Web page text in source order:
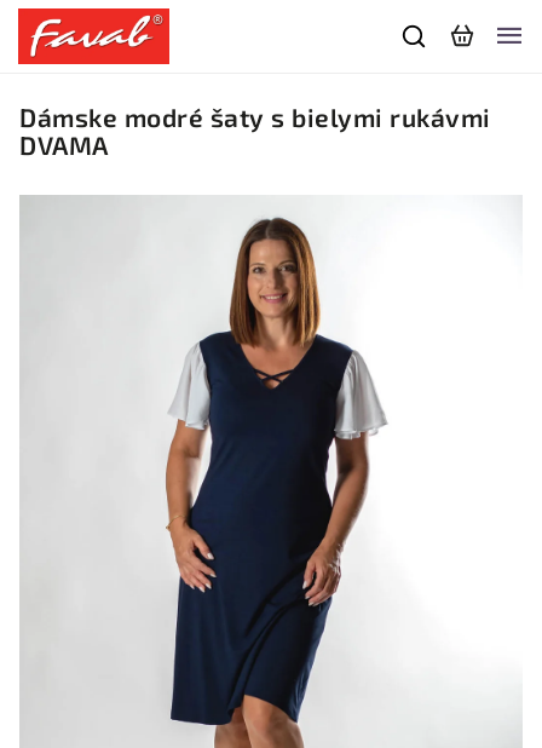
Dámske modré šaty s bielymi rukávmi
DVAMA